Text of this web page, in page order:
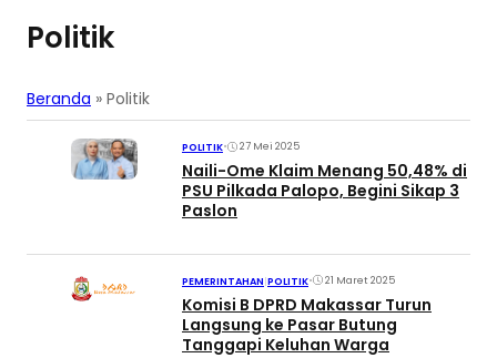
Politik
Beranda » Politik
POLITIK• 27 Mei 2025
Naili-Ome Klaim Menang 50,48% di
PSU Pilkada Palopo, Begini Sikap 3
Paslon
PEMERINTAHAN|POLITIK• 21 Maret 2025
Komisi B DPRD Makassar Turun
Langsung ke Pasar Butung
Tanggapi Keluhan Warga